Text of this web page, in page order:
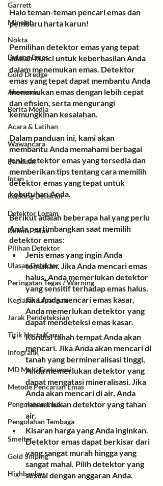
Garrett
Minelab
Nokta
Dulang Emas
Gold Dredge
Aksesoris
Berita Media
Acara & Latihan
Wawancara
Panduan
Intan
Ranking Detektor
Detektor Logam
Definisi Jelas
Pilihan Detektor
Ulasan Detektor
Peringatan Tegas / Warning
Kegiatan Lapangan
Jarak Pendeteksian
Titik Harta Karun
Infografik
MD Multi Frekuensi
Metode Pencarian Emas
Pengolahan Emas
Pengolahan Tembaga
Smelter
Gold Sniping
Highbanker
Halo teman-teman pencari emas dan
pemburu harta karun!
Pemilihan detektor emas yang tepat
adalah kunci untuk keberhasilan Anda
dalam menemukan emas. Detektor
emas yang tepat dapat membantu Anda
menemukan emas dengan lebih cepat
dan efisien, serta mengurangi
kemungkinan kesalahan.
Dalam panduan ini, kami akan
membantu Anda memahami berbagai
jenis detektor emas yang tersedia dan
memberikan tips tentang cara memilih
detektor emas yang tepat untuk
kebutuhan Anda.
Berikut adalah beberapa hal yang perlu
Anda pertimbangkan saat memilih
detektor emas:
Jenis emas yang ingin Anda
temukan. Jika Anda mencari emas
halus, Anda memerlukan detektor
yang sensitif terhadap emas halus.
Jika Anda mencari emas kasar,
Anda memerlukan detektor yang
dapat mendeteksi emas kasar.
Kondisi tanah tempat Anda akan
mencari. Jika Anda akan mencari di
tanah yang bermineralisasi tinggi,
Anda memerlukan detektor yang
dapat mengatasi mineralisasi. Jika
Anda akan mencari di air, Anda
memerlukan detektor yang tahan
air.
Kisaran harga yang Anda inginkan.
Detektor emas dapat berkisar dari
yang sangat murah hingga yang
sangat mahal. Pilih detektor yang
sesuai dengan anggaran Anda.